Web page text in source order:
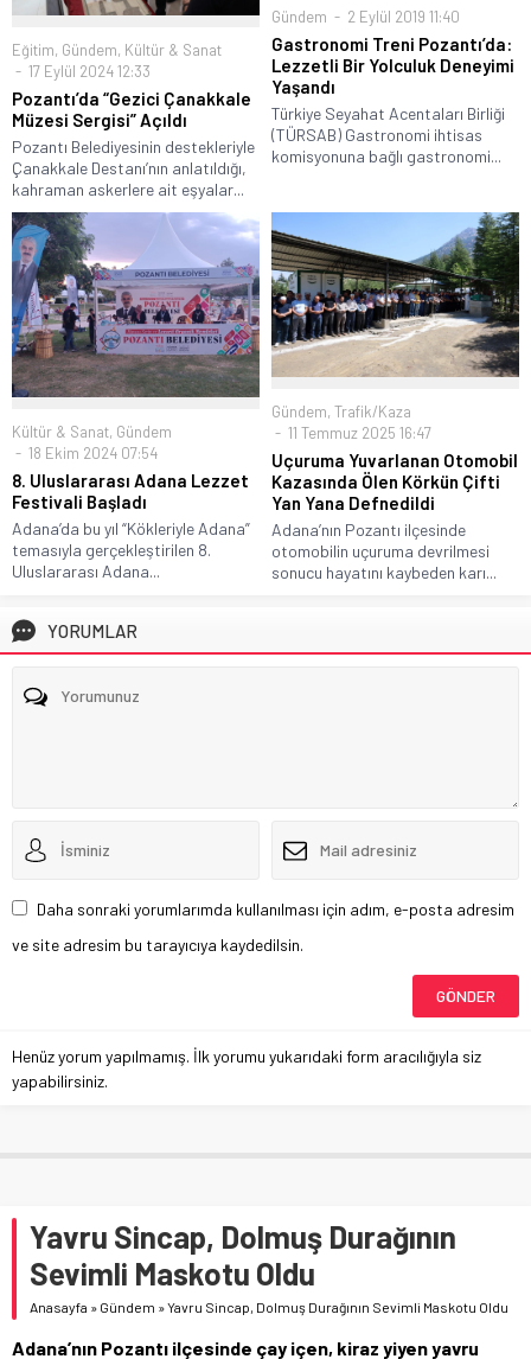
Eğitim, Gündem, Kültür & Sanat
17 Eylül 2024 12:33
Pozantı’da “Gezici Çanakkale
Müzesi Sergisi” Açıldı
Pozantı Belediyesinin destekleriyle
Çanakkale Destanı’nın anlatıldığı,
kahraman askerlere ait eşyalar...
Gündem 2 Eylül 2019 11:40
Gastronomi Treni Pozantı’da:
Lezzetli Bir Yolculuk Deneyimi
Yaşandı
Türkiye Seyahat Acentaları Birliği
(TÜRSAB) Gastronomi ihtisas
komisyonuna bağlı gastronomi...
Kültür & Sanat, Gündem
18 Ekim 2024 07:54
8. Uluslararası Adana Lezzet
Festivali Başladı
Adana’da bu yıl “Kökleriyle Adana”
temasıyla gerçekleştirilen 8.
Uluslararası Adana...
Gündem, Trafik/Kaza
11 Temmuz 2025 16:47
Uçuruma Yuvarlanan Otomobil
Kazasında Ölen Körkün Çifti
Yan Yana Defnedildi
Adana’nın Pozantı ilçesinde
otomobilin uçuruma devrilmesi
sonucu hayatını kaybeden karı...
YORUMLAR
Daha sonraki yorumlarımda kullanılması için adım, e-posta adresim
ve site adresim bu tarayıcıya kaydedilsin.
Henüz yorum yapılmamış. İlk yorumu yukarıdaki form aracılığıyla siz
yapabilirsiniz.
Yavru Sincap, Dolmuş Durağının
Sevimli Maskotu Oldu
Anasayfa » Gündem »Yavru Sincap, Dolmuş Durağının Sevimli Maskotu Oldu
Adana’nın Pozantı ilçesinde çay içen, kiraz yiyen yavru